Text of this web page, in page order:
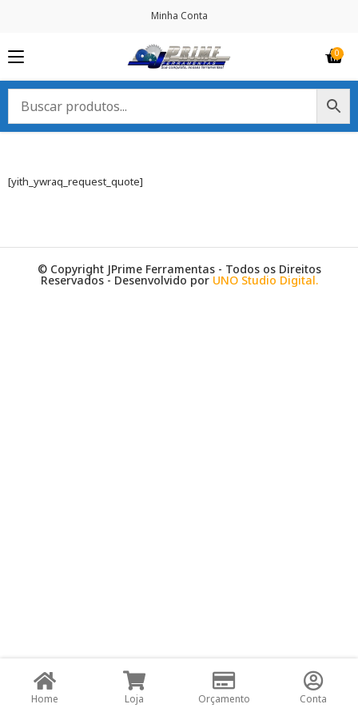
Minha Conta
[yith_ywraq_request_quote]
© Copyright JPrime Ferramentas - Todos os Direitos
Reservados - Desenvolvido por UNO Studio Digital.
Home Loja Orçamento Conta